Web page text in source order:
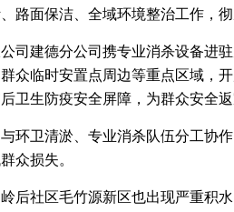
路面保洁、全域环境整治工作，
司建德分公司携专业消杀设备进
众临时安置点周边等重点区域，
卫生防疫安全屏障，为群众安全
环卫清淤、专业消杀队伍分工协
众损失。
后社区毛竹源新区也出现严重积